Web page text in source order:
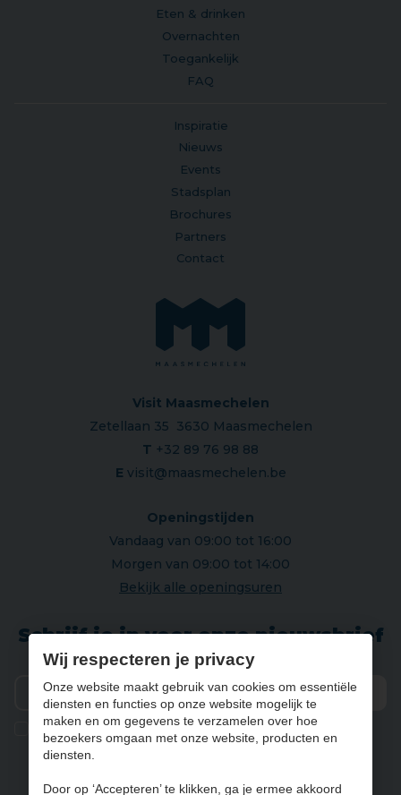
Eten & drinken
Overnachten
Toegankelijk
FAQ
Inspiratie
Nieuws
Events
Stadsplan
Brochures
Partners
Contact
Visit Maasmechelen
Zetellaan 35 3630 Maasmechelen
T +32 89 76 98 88
E visit@maasmechelen.be
Openingstijden
Vandaag van 09:00 tot 16:00
Morgen van 09:00 tot 14:00
Bekijk alle openingsuren
Schrijf je in voor onze nieuwsbrief
Ik geef de toestemming om mijn gegevens te bewaren en
verwerken zoals aangegeven in onzeprivacy statement
Wij respecteren je privacy
Onze website maakt gebruik van cookies om essentiële
diensten en functies op onze website mogelijk te
maken en om gegevens te verzamelen over hoe
bezoekers omgaan met onze website, producten en
diensten.
Door op ‘Accepteren’ te klikken, ga je ermee akkoord